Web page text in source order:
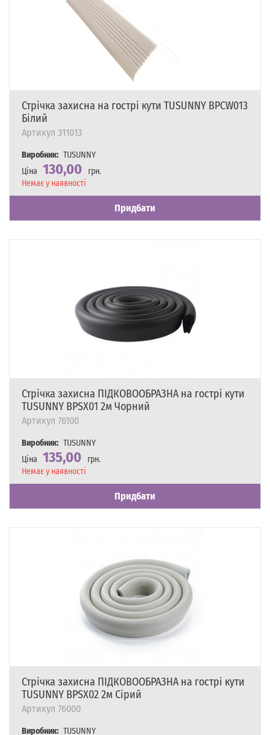
Стрічка захисна на гострі кути TUSUNNY BPCW013
Білий
Артикул 311013
Виробник: TUSUNNY
Ціна 130,00
грн.
Наявність
Немає у наявності
Придбати
Стрічка захисна ПІДКОВООБРАЗНА на гострі кути
TUSUNNY BPSX01 2м Чорний
Артикул 76100
Виробник: TUSUNNY
Ціна 135,00
грн.
Наявність
Немає у наявності
Придбати
Стрічка захисна ПІДКОВООБРАЗНА на гострі кути
TUSUNNY BPSX02 2м Сірий
Артикул 76000
Виробник: TUSUNNY